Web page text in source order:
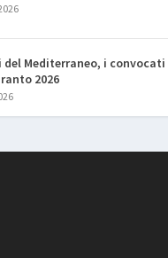
del Mediterraneo, i
2026